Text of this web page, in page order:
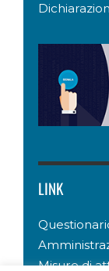
LINK
Misure di